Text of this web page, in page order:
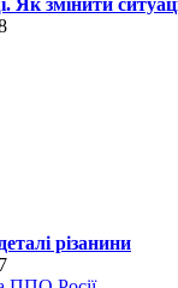
Як змінити
різанини